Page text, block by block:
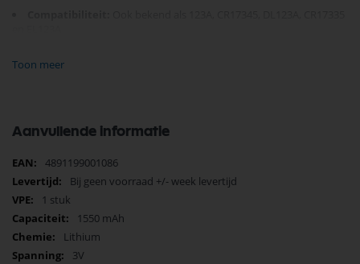
Waarom kiezen voor GP? Omdat elke batterij garant staat voor
CR123A batterij. Bestel vandaag nog en ervaar het verschil!
Toon meer
Aanvullende informatie
Meer
informatie
4891199001086
Bij geen voorraad +/- week levertijd
1 stuk
1550 mAh
Lithium
3V